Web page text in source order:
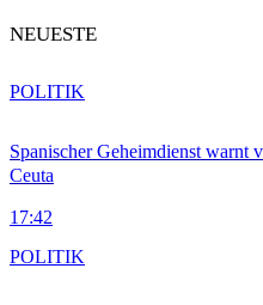
NEUESTE
Spanischer Geheimdienst warnt
Ceuta
17:42
POLITIK
POLITIK